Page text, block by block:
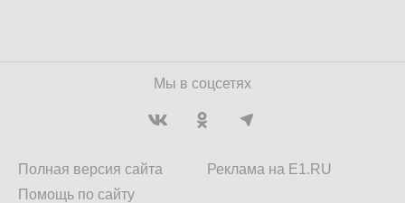
Мы в соцсетях
Полная версия сайта
Помощь по сайту
Реклама на E1.RU